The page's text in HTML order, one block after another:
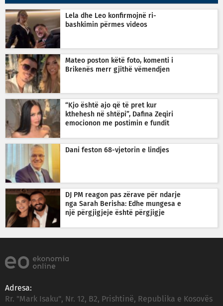
Lela dhe Leo konfirmojnë ri-
bashkimin përmes videos
Mateo poston këtë foto, komenti i
Brikenës merr gjithë vëmendjen
“Kjo është ajo që të pret kur
kthehesh në shtëpi”, Dafina Zeqiri
emocionon me postimin e fundit
Dani feston 68-vjetorin e lindjes
DJ PM reagon pas zërave për ndarje
nga Sarah Berisha: Edhe mungesa e
një përgjigjeje është përgjigje
Adresa:
Rr. "Mark Isaku", Nr. 12, B2, Prishtinë, Republika e Kosovës